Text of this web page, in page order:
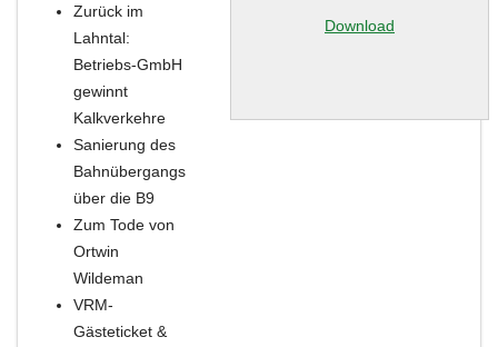
Zurück im
Lahntal:
Betriebs-GmbH
gewinnt
Kalkverkehre
Sanierung des
Bahnübergangs
über die B9
Zum Tode von
Ortwin
Wildeman
VRM-
Gästeticket &
Download